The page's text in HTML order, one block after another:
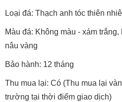
Loại đá: Thạch anh tóc thiên
Màu đá: Không màu - xám
nâu vàng
Bảo hành: 12 tháng
Thu mua lại: Có (Thu mua lại
trường tại thời điểm giao dịch)